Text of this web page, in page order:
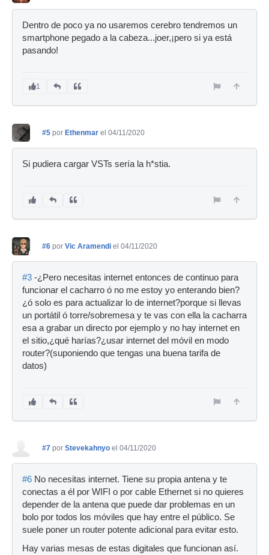
Dentro de poco ya no usaremos cerebro tendremos un
smartphone pegado a la cabeza...joer,¡pero si ya está
pasando!
1
#5 por Ethenmar el 04/11/2020
Si pudiera cargar VSTs sería la h*stia.
#6 por Vic Aramendi el 04/11/2020
#3 -¿Pero necesitas internet entonces de continuo para
funcionar el cacharro ó no me estoy yo enterando bien?
¿ó solo es para actualizar lo de internet?porque si llevas
un portátil ó torre/sobremesa y te vas con ella la cacharra
esa a grabar un directo por ejemplo y no hay internet en
el sitio,¿qué harías?¿usar internet del móvil en modo
router?(suponiendo que tengas una buena tarifa de
datos)
#7 por Stevekahnyo el 04/11/2020
#6 No necesitas internet. Tiene su propia antena y te
conectas a él por WIFI o por cable Ethernet si no quieres
depender de la antena que puede dar problemas en un
bolo por todos los móviles que hay entre el público. Se
suele poner un router potente adicional para evitar esto.
Hay varias mesas de estas digitales que funcionan así.